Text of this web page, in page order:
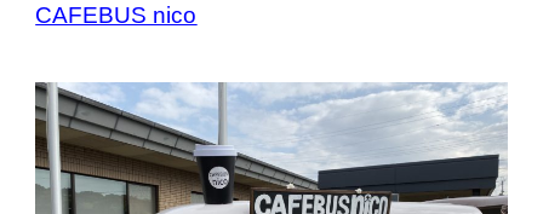
CAFEBUS nico